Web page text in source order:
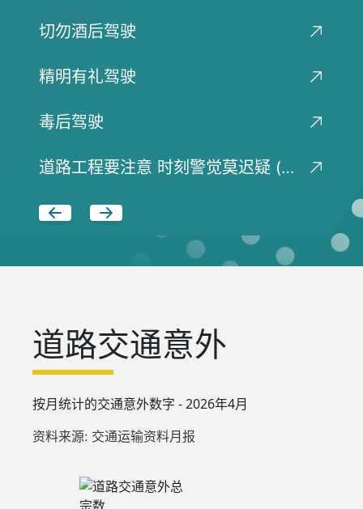
切勿酒后驾驶
精明有礼驾驶
毒后驾驶
道路工程要注意 时刻警觉莫迟疑 (马路判官 x 修路战士)
道路交通意外
按月统计的交通意外数字 - 2026年4月
资料来源: 交通运输资料月报